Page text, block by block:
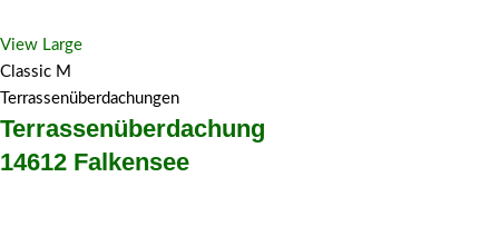
View Large
Classic M
Terrassenüberdachungen
Terrassenüberdachung
14612 Falkensee